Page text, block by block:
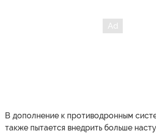
В дополнение к противодронным
также пытается внедрить больше